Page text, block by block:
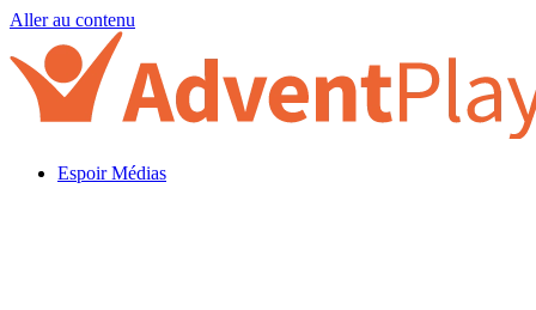
Aller au contenu
Espoir Médias